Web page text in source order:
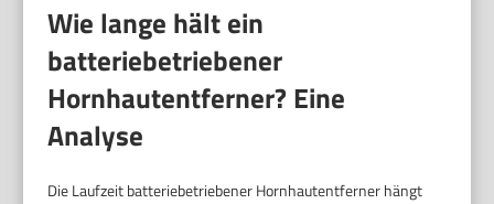
Wie lange hält ein
batteriebetriebener
Hornhautentferner? Eine
Analyse
Die Laufzeit batteriebetriebener Hornhautentferner hängt